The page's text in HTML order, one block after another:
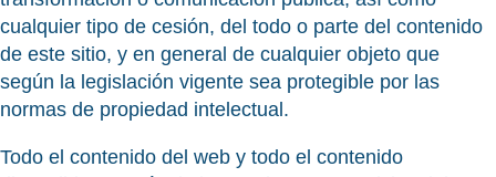
cualquier tipo de cesión, del todo o parte del contenido
de este sitio, y en general de cualquier objeto que
según la legislación vigente sea protegible por las
normas de propiedad intelectual.
Todo el contenido del web y todo el contenido